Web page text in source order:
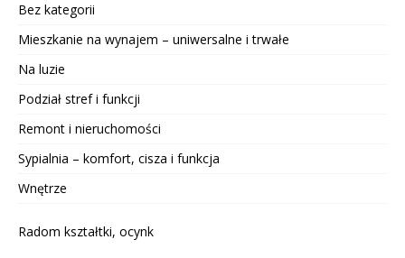
Bez kategorii
Mieszkanie na wynajem – uniwersalne i trwałe
Na luzie
Podział stref i funkcji
Remont i nieruchomości
Sypialnia – komfort, cisza i funkcja
Wnętrze
Radom kształtki, ocynk